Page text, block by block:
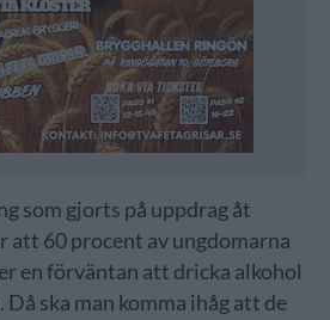
som gjorts på uppdrag åt
att 60 procent av ungdomarna
en förväntan att dricka alkohol
ska man komma ihåg att de